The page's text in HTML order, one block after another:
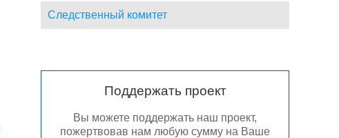
Следственный комитет
Поддержать проект
Вы можете поддержать наш проект,
пожертвовав нам любую сумму на Ваше